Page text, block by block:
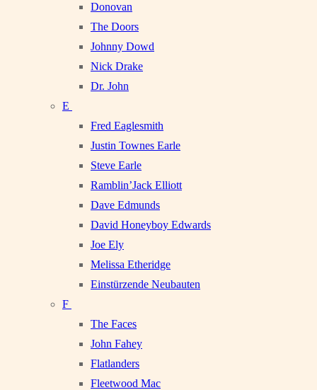
Donovan
The Doors
Johnny Dowd
Nick Drake
Dr. John
E
Fred Eaglesmith
Justin Townes Earle
Steve Earle
Ramblin’Jack Elliott
Dave Edmunds
David Honeyboy Edwards
Joe Ely
Melissa Etheridge
Einstürzende Neubauten
F
The Faces
John Fahey
Flatlanders
Fleetwood Mac